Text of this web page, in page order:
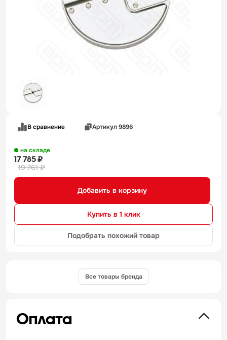
В сравнение Артикул 9896
на складе
17 785 ₽
19 761 ₽
Добавить в корзину
Купить в 1 клик
Подобрать похожий товар
Все товары бренда
Оплата